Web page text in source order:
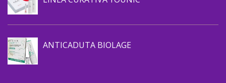
ANTICADUTA BIOLAGE